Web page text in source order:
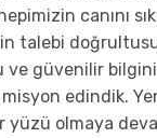
canını
talebi
ve güvenilir
edindik.
yüzü olmaya